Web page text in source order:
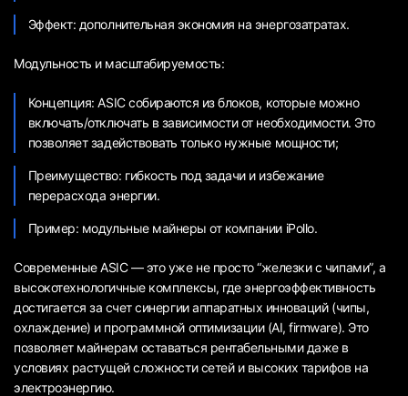
Эффект: дополнительная экономия на энергозатратах.
Модульность и масштабируемость:
Концепция: ASIC собираются из блоков, которые можно
включать/отключать в зависимости от необходимости. Это
позволяет задействовать только нужные мощности;
Преимущество: гибкость под задачи и избежание
перерасхода энергии.
Пример: модульные майнеры от компании iPollo.
Современные ASIC — это уже не просто “железки с чипами”, а
высокотехнологичные комплексы, где энергоэффективность
достигается за счет синергии аппаратных инноваций (чипы,
охлаждение) и программной оптимизации (AI, firmware). Это
позволяет майнерам оставаться рентабельными даже в
условиях растущей сложности сетей и высоких тарифов на
электроэнергию.